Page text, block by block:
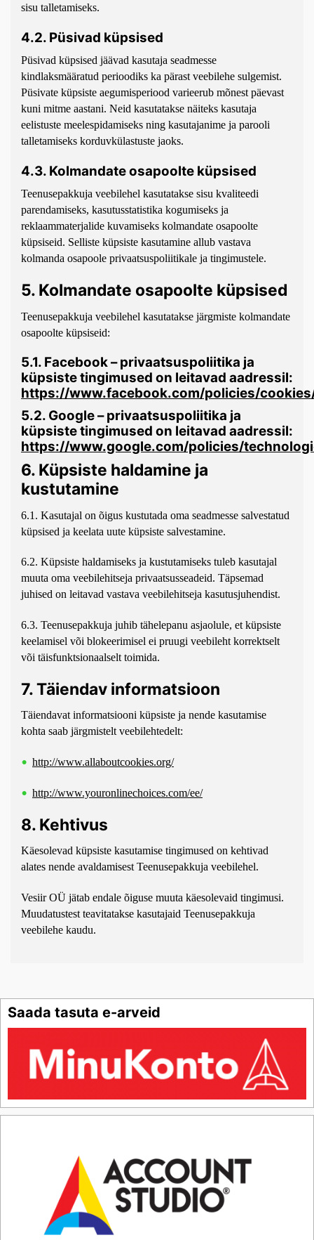
sisu talletamiseks.
4.2. Püsivad küpsised
Püsivad küpsised jäävad kasutaja seadmesse
kindlaksmääratud perioodiks ka pärast veebilehe sulgemist.
Püsivate küpsiste aegumisperiood varieerub mõnest päevast
kuni mitme aastani. Neid kasutatakse näiteks kasutaja
eelistuste meelespidamiseks ning kasutajanime ja parooli
talletamiseks korduvkülastuste jaoks.
4.3. Kolmandate osapoolte küpsised
Teenusepakkuja veebilehel kasutatakse sisu kvaliteedi
parendamiseks, kasutusstatistika kogumiseks ja
reklaammaterjalide kuvamiseks kolmandate osapoolte
küpsiseid. Selliste küpsiste kasutamine allub vastava
kolmanda osapoole privaatsuspoliitikale ja tingimustele.
5. Kolmandate osapoolte küpsised
Teenusepakkuja veebilehel kasutatakse järgmiste kolmandate
osapoolte küpsiseid:
5.1. Facebook – privaatsuspoliitika ja
küpsiste tingimused on leitavad aadressil:
https://www.facebook.com/policies/
5.2. Google – privaatsuspoliitika ja
küpsiste tingimused on leitavad aadressil:
https://www.google.com/policies/
6. Küpsiste haldamine ja
kustutamine
6.1. Kasutajal on õigus kustutada oma seadmesse salvestatud
küpsised ja keelata uute küpsiste salvestamine.
6.2. Küpsiste haldamiseks ja kustutamiseks tuleb kasutajal
muuta oma veebilehitseja privaatsusseadeid. Täpsemad
juhised on leitavad vastava veebilehitseja kasutusjuhendist.
6.3. Teenusepakkuja juhib tähelepanu asjaolule, et küpsiste
keelamisel või blokeerimisel ei pruugi veebileht korrektselt
või täisfunktsionaalselt toimida.
7. Täiendav informatsioon
Täiendavat informatsiooni küpsiste ja nende kasutamise
kohta saab järgmistelt veebilehtedelt:
http://www.allaboutcookies.org/
http://www.youronlinechoices.com/ee/
8. Kehtivus
Käesolevad küpsiste kasutamise tingimused on kehtivad
alates nende avaldamisest Teenusepakkuja veebilehel.
Vesiir OÜ jätab endale õiguse muuta käesolevaid tingimusi.
Muudatustest teavitatakse kasutajaid Teenusepakkuja
veebilehe kaudu.
Saada tasuta e-arveid